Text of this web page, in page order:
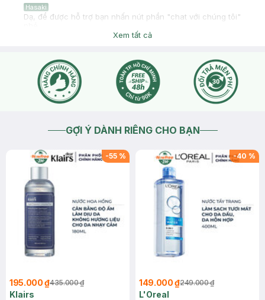
Hasaki
Dạ, để được hỗ trợ bạn nhấn nút phần "chat với chúng tôi"
Xem tất cả
GỢI Ý DÀNH RIÊNG CHO BẠN
-55 %
195.000 ₫435.000 ₫
Klairs
-40 %
149.000 ₫249.000 ₫
L'Oreal